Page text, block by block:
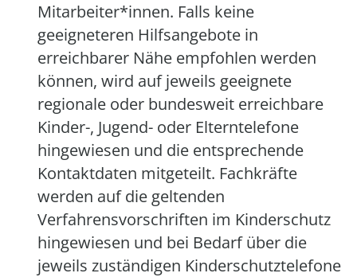
Mitarbeiter*innen. Falls keine
geeigneteren Hilfsangebote in
erreichbarer Nähe empfohlen werden
können, wird auf jeweils geeignete
regionale oder bundesweit erreichbare
Kinder-, Jugend- oder Elterntelefone
hingewiesen und die entsprechende
Kontaktdaten mitgeteilt. Fachkräfte
werden auf die geltenden
Verfahrensvorschriften im Kinderschutz
hingewiesen und bei Bedarf über die
jeweils zuständigen Kinderschutztelefone